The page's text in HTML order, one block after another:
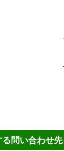
問い合わせ先